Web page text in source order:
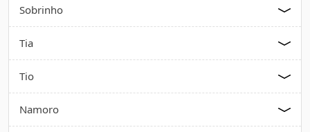
Sobrinho
Tia
Tio
Namoro